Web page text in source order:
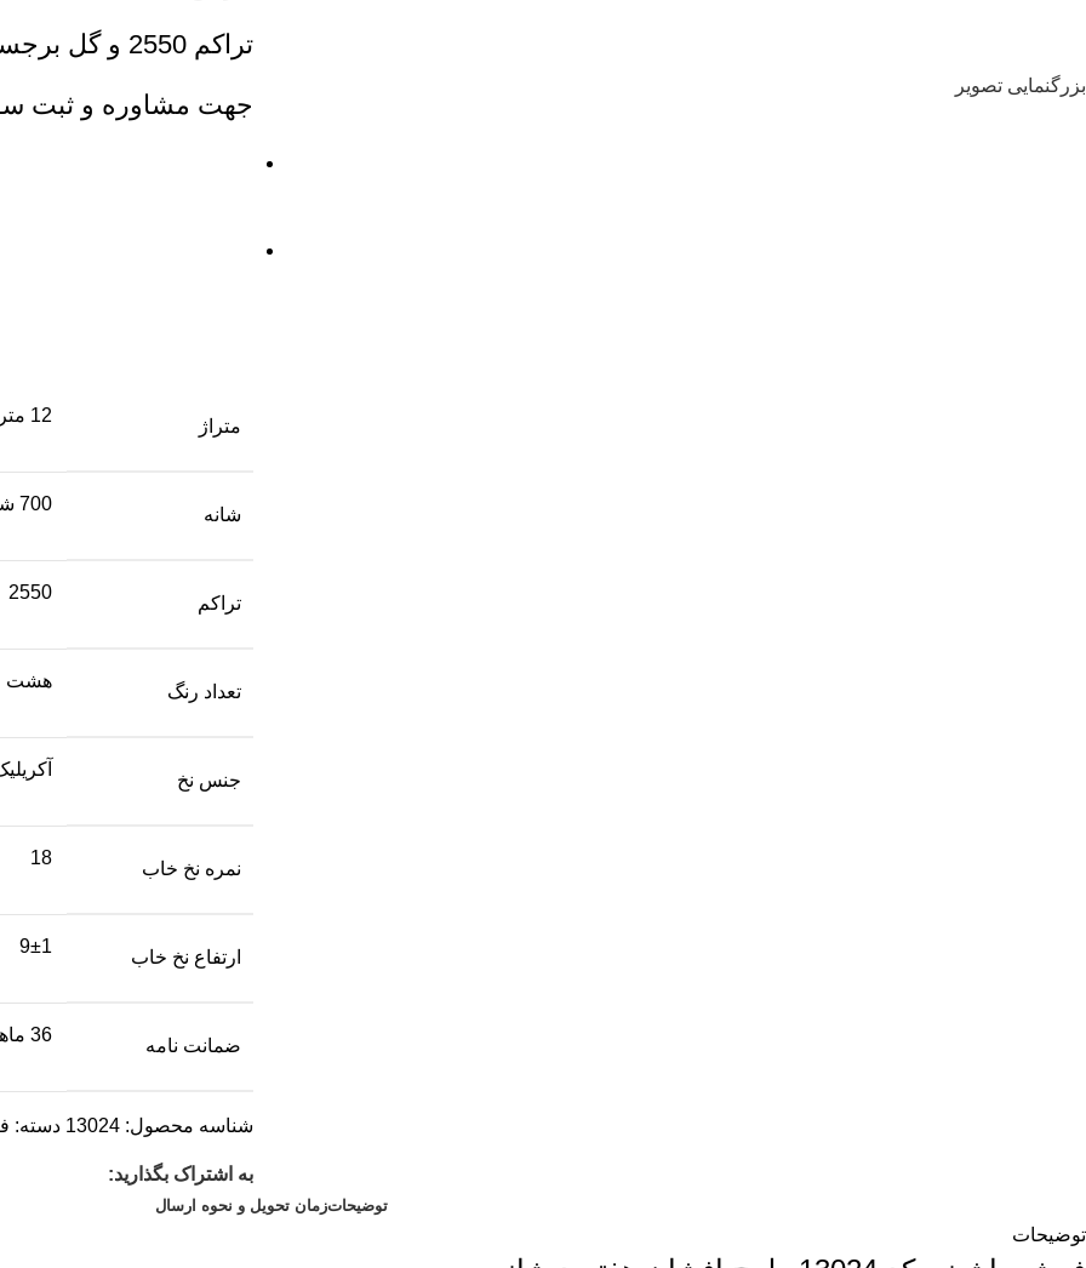
بزرگنمایی تصویر
تراکم 2550 و گل برجسته
جهت مشاوره و ثبت
متراژ
12 متری ، 9 متری ، 6 متری ، قالیچه ، کناره و پادری
شانه
700 شانه برجسته
تراکم
2550
تعداد رنگ
هشت
جنس نخ
نمره نخ خاب
18
ارتفاع نخ خاب
9±1
ضمانت نامه
36 ماهه
شناسه محصول: 13024 دسته:
به اشتراک بگذارید:
توضیحاتزمان تحویل و نحوه ارسال
توضیحات